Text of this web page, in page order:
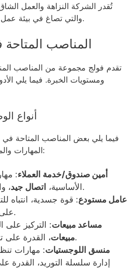
تُقدر الشركة النزاهة والعمل
والتي تصاغ في بيئة عمل إيجابية تميز ثقافة فولغ.
المناصب
تقدم فولج مجموعة من المناصب
ومستويات الخبرة. فيما يلي
أنواع
فيما يلي بعض المناصب المتاحة
المهارات والمؤهلات المطلوبة للنجاح:
أمين صندوق/خدمة العملاء:
الأساسية، اتصال جيد
، والموقف الودود.
عامل مستودع: قوة جسدية، انتباه
على تشغيل الآلات.
مساعد مبيعات: التركيز على
مبيعات، القدرة على تنفيذ المعاملات.
منسق اللوجستيات: مهارات
إدارة سلسلة التوريد، القدرة